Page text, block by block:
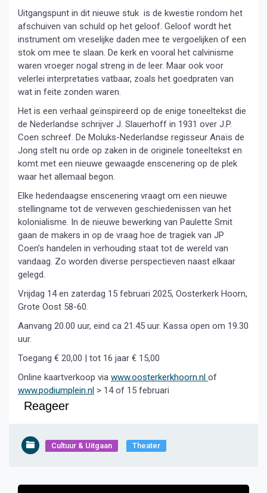
Uitgangspunt in dit nieuwe stuk is de kwestie rondom het
afschuiven van schuld op het geloof. Geloof wordt het
instrument om vreselijke daden mee te vergoelijken of een
stok om mee te slaan. De kerk en vooral het calvinisme
waren vroeger nogal streng in de leer. Maar ook voor
velerlei interpretaties vatbaar, zoals het goedpraten van
wat in feite zonden waren.
Het is een verhaal geïnspireerd op de enige toneeltekst die
de Nederlandse schrijver J. Slauerhoff in 1931 over J.P.
Coen schreef. De Moluks-Nederlandse regisseur Anaïs de
Jong stelt nu orde op zaken in de originele toneeltekst en
komt met een nieuwe gewaagde enscenering op de plek
waar het allemaal begon.
Elke hedendaagse enscenering vraagt om een nieuwe
stellingname tot de verweven geschiedenissen van het
kolonialisme. In de nieuwe bewerking van Paulette Smit
gaan de makers in op de vraag hoe de tragiek van JP
Coen’s handelen in verhouding staat tot de wereld van
vandaag. Zo worden diverse perspectieven naast elkaar
gelegd.
Vrijdag 14 en zaterdag 15 februari 2025, Oosterkerk Hoorn,
Grote Oost 58-60.
Aanvang 20.00 uur, eind ca 21.45 uur. Kassa open om 19.30
uur.
Toegang € 20,00 | tot 16 jaar € 15,00
Online kaartverkoop via www.oosterkerkhoorn.nl of
www.podiumplein.nl > 14 of 15 februari
Reageer
Cultuur & Uitgaan Theater
Bericht